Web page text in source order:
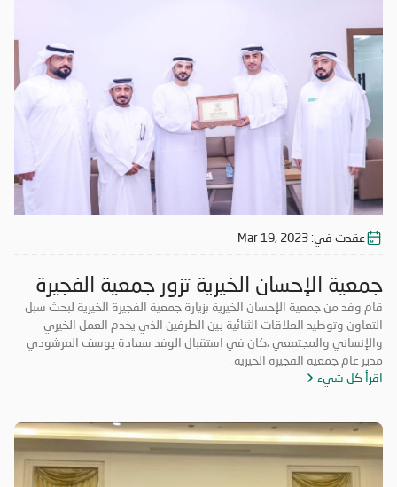
عقدت في: Mar 19, 2023
جمعية الإحسان الخيرية تزور جمعية الفجيرة
الخيرية
قام وفد من جمعية الإحسان الخيرية بزيارة جمعية الفجيرة الخيرية لبحث سبل
التعاون وتوطيد العلاقات الثنائية بين الطرفين الذي يخدم العمل الخيري
والإنساني والمجتمعي ،كان في استقبال الوفد سعادة يوسف المرشودي
مدير عام جمعية الفجيرة الخيرية .
اقرأ كل شيء